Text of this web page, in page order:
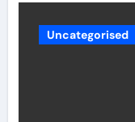
Uncategorised